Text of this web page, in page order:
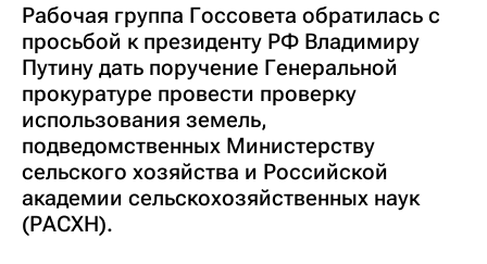
Рабочая группа Госсовета обратилась с
просьбой к президенту РФ Владимиру
Путину дать поручение Генеральной
прокуратуре провести проверку
использования земель,
подведомственных Министерству
сельского хозяйства и Российской
академии сельскохозяйственных наук
(РАСХН).